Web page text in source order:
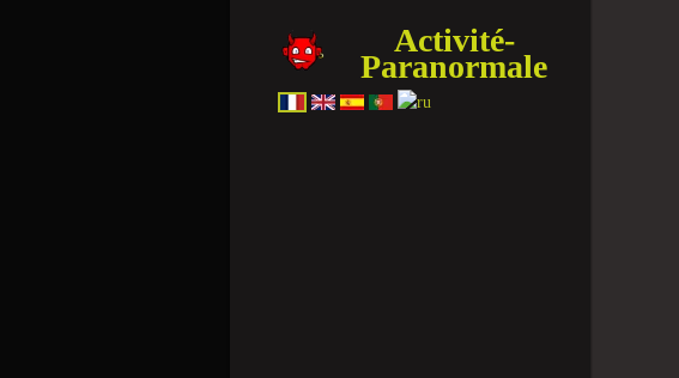
Activité-
Paranormale